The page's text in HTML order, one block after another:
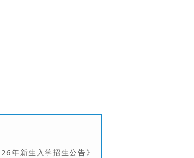
年新生入学招生公告》